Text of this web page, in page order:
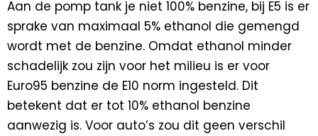
Aan de pomp tank je niet 100% benzine, bij E5 is er
sprake van maximaal 5% ethanol die gemengd
wordt met de benzine. Omdat ethanol minder
schadelijk zou zijn voor het milieu is er voor
Euro95 benzine de E10 norm ingesteld. Dit
betekent dat er tot 10% ethanol benzine
aanwezig is. Voor auto’s zou dit geen verschil